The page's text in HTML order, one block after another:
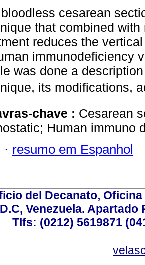
cesarean
that combined with
reduces the
immunodeficiency
was done a
its modifications,
chave : Cesarean
Human immuno
· resumo em Espanhol
del Decanato,
D.C, Venezuela. Apartado
Tlfs: (0212) 5619871